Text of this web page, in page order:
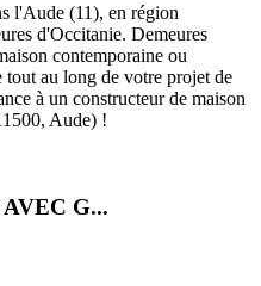
l'Aude (11), en région
d'Occitanie. Demeures
contemporaine ou
au long de votre projet de
à un constructeur de maison
Aude) !
G...